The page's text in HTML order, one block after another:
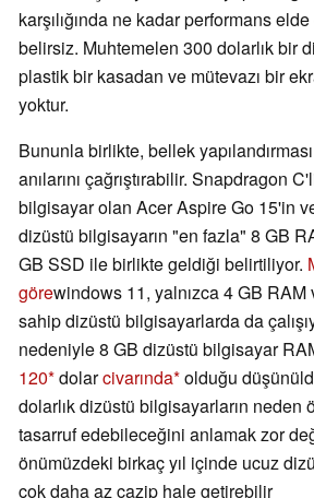
karşılığında ne kadar performans
belirsiz. Muhtemelen 300 dolarlık bir
plastik bir kasadan ve mütevazı bir
yoktur.
Bununla birlikte, bellek
anılarını çağrıştırabilir. Snapdragon
bilgisayar olan Acer Aspire Go 15'in
dizüstü bilgisayarın "en fazla" 8 GB
GB SSD ile birlikte geldiği belirtiliyor.
görewindows 11, yalnızca 4 GB
sahip dizüstü bilgisayarlarda da
nedeniyle 8 GB dizüstü bilgisayar
120 dolarcivarında olduğu
dolarlık dizüstü bilgisayarların neden
tasarruf edebileceğini anlamak zor
önümüzdeki birkaç yıl içinde ucuz
çok daha az cazip hale getirebilir